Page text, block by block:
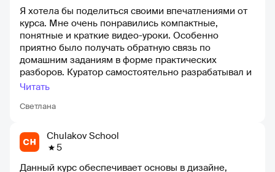
Светлана
Я хотела бы поделиться своими впечатлениями от
курса. Мне очень понравились компактные,
понятные и краткие видео-уроки. Особенно
приятно было получать обратную связь по
домашним заданиям в форме практических
разборов. Куратор самостоятельно разрабатывал и
демонстрировал различные решения, а также
приятно удивлена возможностью общения с еще
и поддержку. Однако, на этапе HR, я бы хотела
получить немного больше поддержки после
Читать
Chulakov School
5
Данный курс обеспечивает основы в дизайне,